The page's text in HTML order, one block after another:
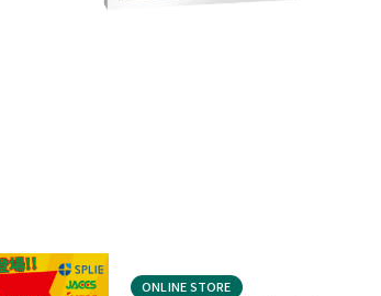
ONLINE STORE